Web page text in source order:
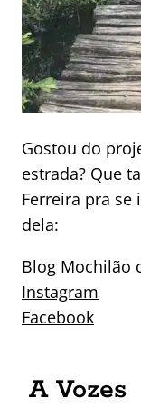
Gostou do
estrada? Que
Ferreira pra
dela:
Blog Mochilão
Instagram
Facebook
A Vozes